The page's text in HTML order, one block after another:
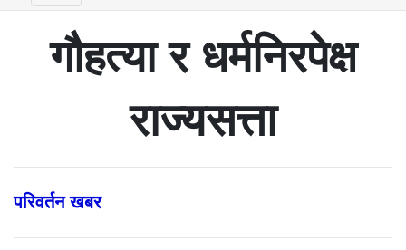
गौहत्या र धर्मनिरपेक्ष
राज्यसत्ता
परिवर्तन खबर